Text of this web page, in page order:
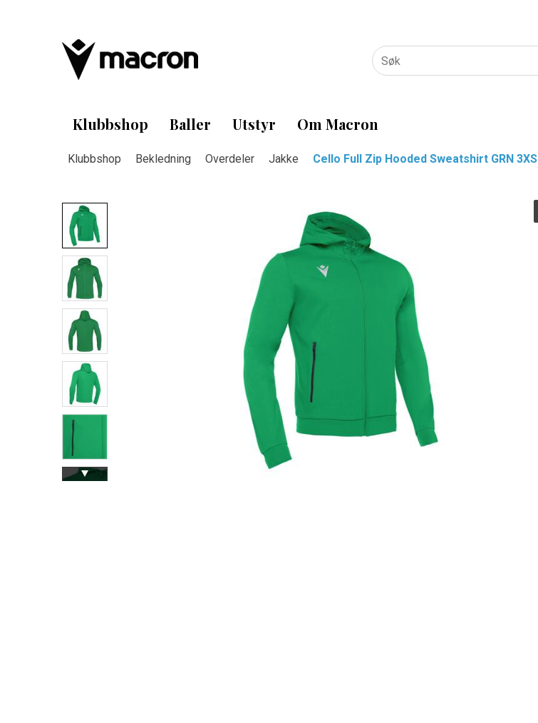
Klubbshop Baller Utstyr Om Macron
Klubbshop Bekledning Overdeler Jakke Cello Full Zip Hooded Sweatshirt GRN 3XS